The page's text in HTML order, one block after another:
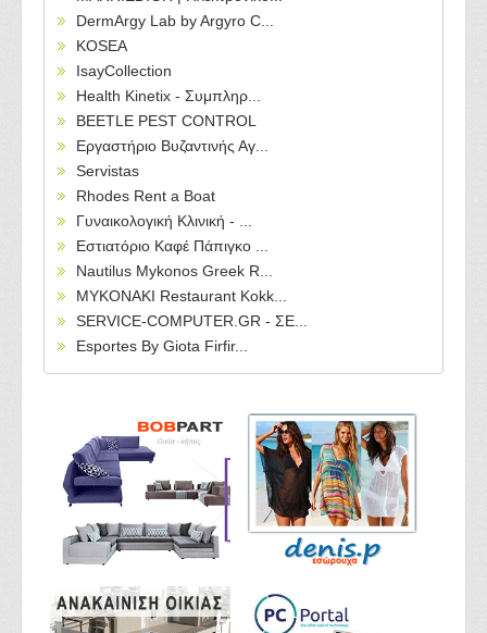
DermArgy Lab by Argyro C...
KOSEA
IsayCollection
Health Kinetix - Συμπληρ...
BEETLE PEST CONTROL
Εργαστήριο Βυζαντινής Αγ...
Servistas
Rhodes Rent a Boat
Γυναικολογική Κλινική - ...
Εστιατόριο Καφέ Πάπιγκο ...
Nautilus Mykonos Greek R...
MYKONAKI Restaurant Kokk...
SERVICE-COMPUTER.GR - ΣΕ...
Esportes By Giota Firfir...